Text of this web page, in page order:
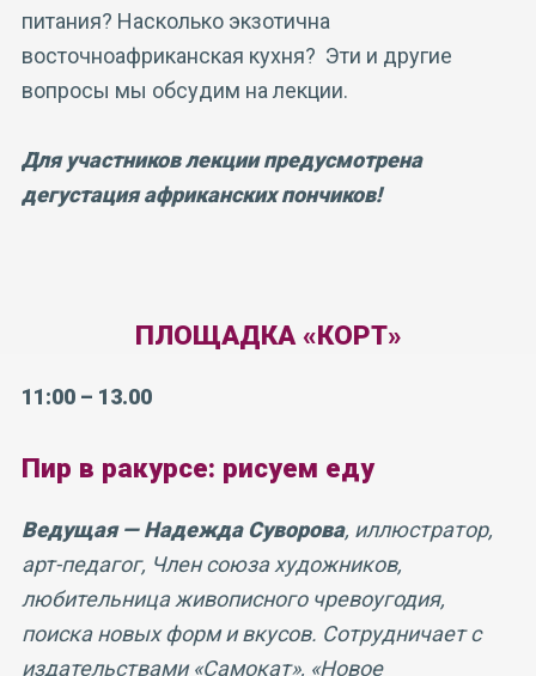
питания? Насколько экзотична
восточноафриканская кухня? Эти и другие
вопросы мы обсудим на лекции.
Для участников лекции предусмотрена
дегустация африканских пончиков!
ПЛОЩАДКА «КОРТ»
11:00 – 13.00
Пир в ракурсе: рисуем еду
Ведущая — Надежда Суворова, иллюстратор,
арт-педагог, Член союза художников,
любительница живописного чревоугодия,
поиска новых форм и вкусов. Сотрудничает с
издательствами «Самокат», «Новое